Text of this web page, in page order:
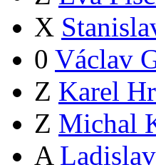
X
0 Václav
Z Karel
Z Michal
A